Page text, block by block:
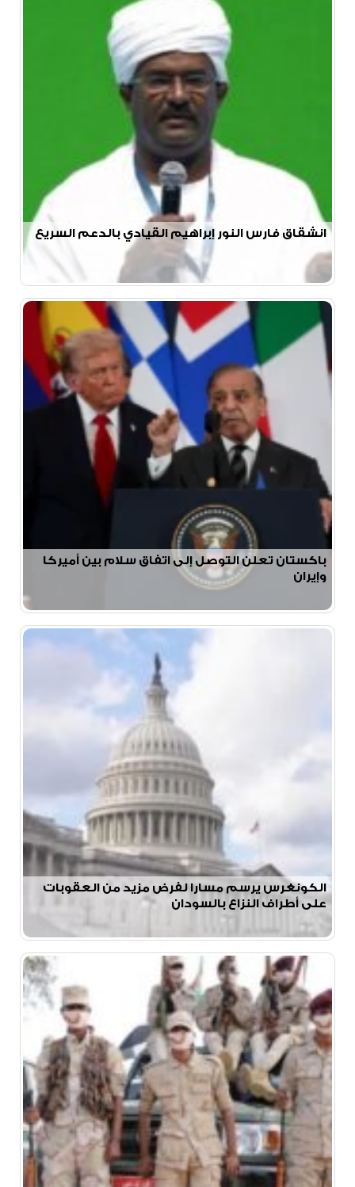
انشقاق فارس النور إبراهيم القيادي بالدعم السريع
باكستان تعلن التوصل إلى اتفاق سلام بين أميركا
وإيران
الكونغرس يرسم مسارا لفرض مزيد من العقوبات
على أطراف النزاع بالسودان